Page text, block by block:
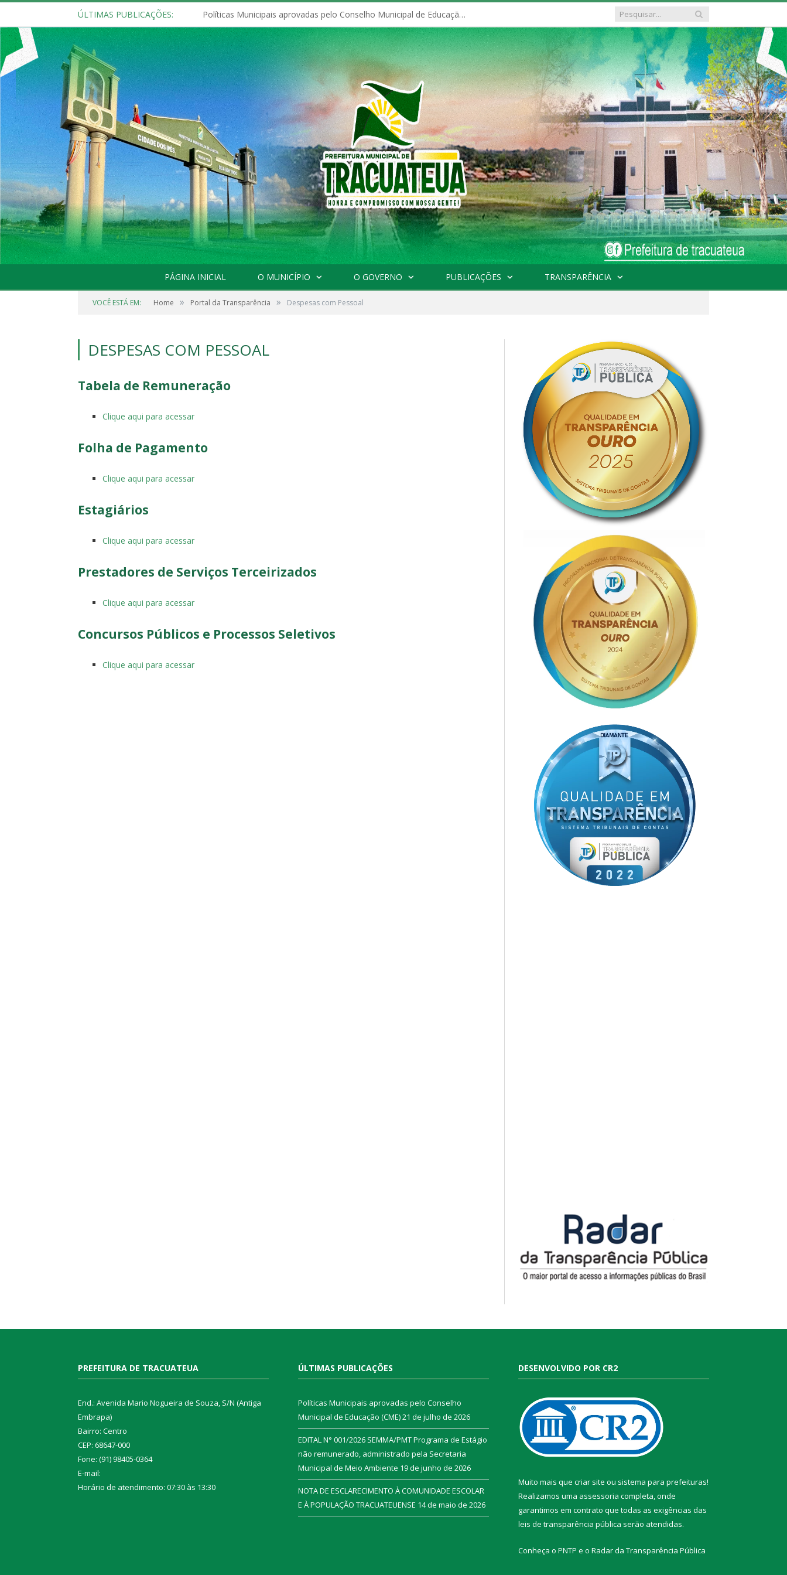
ÚLTIMAS PUBLICAÇÕES: Políticas Municipais aprovadas pelo Conselho Municipal de Educação (CME)
PÁGINA INICIAL O MUNICÍPIO O GOVERNO PUBLICAÇÕES TRANSPARÊNCIA
VOCÊ ESTÁ EM: Home » Portal da Transparência » Despesas com Pessoal
DESPESAS COM PESSOAL
Tabela de Remuneração
Clique aqui para acessar
Folha de Pagamento
Clique aqui para acessar
Estagiários
Clique aqui para acessar
Prestadores de Serviços Terceirizados
Clique aqui para acessar
Concursos Públicos e Processos Seletivos
Clique aqui para acessar
PREFEITURA DE TRACUATEUA
End.: Avenida Mario Nogueira de Souza, S/N (Antiga
Embrapa)
Bairro: Centro
CEP: 68647-000
Fone: (91) 98405-0364
E-mail:
Horário de atendimento: 07:30 às 13:30
ÚLTIMAS PUBLICAÇÕES
Políticas Municipais aprovadas pelo Conselho
Municipal de Educação (CME)21 de julho de 2026
EDITAL N° 001/2026 SEMMA/PMT Programa de Estágio
não remunerado, administrado pela Secretaria
Municipal de Meio Ambiente 19 de junho de 2026
NOTA DE ESCLARECIMENTO À COMUNIDADE ESCOLAR
E À POPULAÇÃO TRACUATEUENSE 14 de maio de 2026
DESENVOLVIDO POR CR2
Muito mais que criar site ou sistema para prefeituras!
Realizamos uma assessoria completa, onde
garantimos em contrato que todas as exigências das
leis de transparência pública serão atendidas.
Conheça o PNTP e o Radar da Transparência Pública